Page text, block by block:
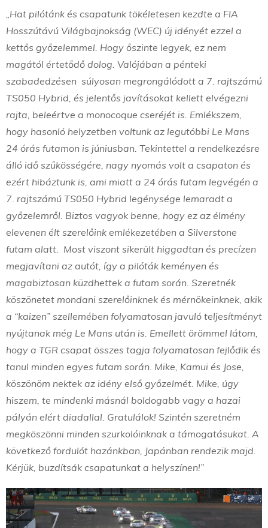
„Hat pilótánk és csapatunk tökéletesen kezdte a FIA
Hosszútávú Világbajnokság (WEC) új idényét ezzel a
kettős győzelemmel. Hogy őszinte legyek, ez nem
magától értetődő dolog. Valójában a pénteki
szabadedzésen súlyosan megrongálódott a 7. rajtszámú
TS050 Hybrid, és jelentős javításokat kellett elvégezni
rajta, beleértve a monocoque cseréjét is. Emlékszem,
hogy hasonló helyzetben voltunk az legutóbbi Le Mans
24 órás futamon is júniusban. Tekintettel a rendelkezésre
álló idő szűkösségére, nagy nyomás volt a csapaton és
ezért hibáztunk is, ami miatt a 24 órás futam legvégén a
7. rajtszámú TS050 Hybrid legénysége lemaradt a
győzelemről. Biztos vagyok benne, hogy ez az élmény
elevenen élt szerelőink emlékezetében a Silverstone
futam alatt. Most viszont sikerült higgadtan és precízen
megjavítani az autót, így a pilóták keményen és
magabiztosan küzdhettek a futam során. Szeretnék
köszönetet mondani szerelőinknek és mérnökeinknek, akik
a “kaizen” szellemében folyamatosan javuló teljesítményt
nyújtanak még Le Mans után is. Emellett örömmel látom,
hogy a TGR csapat összes tagja folyamatosan fejlődik és
tanul minden egyes futam során. Mike, Kamui és Jose,
köszönöm nektek az idény első győzelmét. Mike, úgy
hiszem, te mindenki másnál boldogabb vagy a hazai
pályán elért diadallal. Gratulálok! Szintén szeretném
megköszönni minden szurkolóinknak a támogatásukat. A
következő fordulót hazánkban, Japánban rendezik majd.
Kérjük, buzdítsák csapatunkat a helyszínen!”